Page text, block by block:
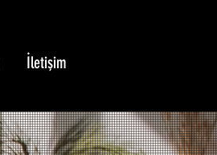
İletişim